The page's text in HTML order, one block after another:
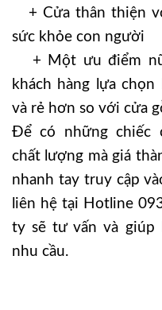
+ Cửa thân thiện
sức khỏe con người
+ Một ưu điểm
khách hàng lựa
và rẻ hơn so với cửa
Để có những chiếc
chất lượng mà giá
nhanh tay truy cập
liên hệ tại Hotline
ty sẽ tư vấn và giúp
nhu cầu.